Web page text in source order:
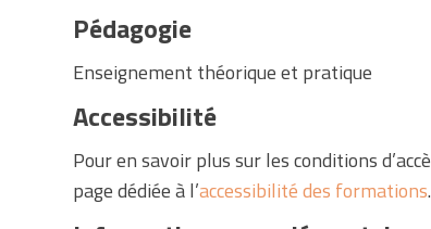
Pédagogie
Enseignement théorique et pratique
Accessibilité
Pour en savoir plus sur les conditions
page dédiée à l’accessibilité des formations.